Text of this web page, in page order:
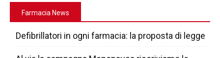
Farmacia News
Defibrillatori in ogni farmacia: la proposta di legge